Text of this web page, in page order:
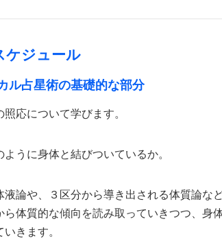
ケジュール
ル占星術の基礎的な部分
応について学びます。
うに身体と結びついているか。
論や、３区分から導き出される体質論な
体質的な傾向を読み取っていきつつ、身
きます。